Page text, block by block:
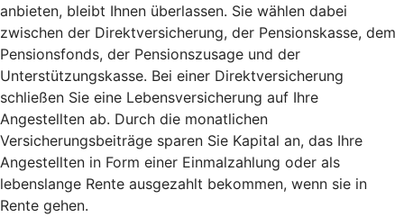
anbieten, bleibt Ihnen überlassen. Sie wählen dabei
zwischen der Direktversicherung, der Pensionskasse, dem
Pensionsfonds, der Pensionszusage und der
Unterstützungskasse. Bei einer Direktversicherung
schließen Sie eine Lebensversicherung auf Ihre
Angestellten ab. Durch die monatlichen
Versicherungsbeiträge sparen Sie Kapital an, das Ihre
Angestellten in Form einer Einmalzahlung oder als
lebenslange Rente ausgezahlt bekommen, wenn sie in
Rente gehen.